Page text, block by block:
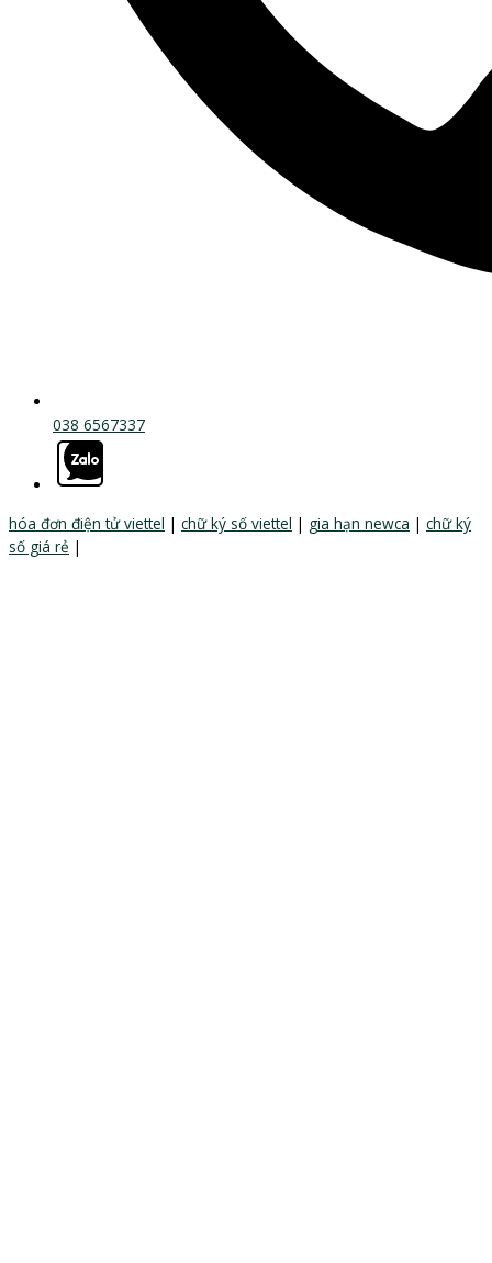
038 6567337
hóa đơn điện tử viettel | chữ ký số viettel | gia hạn newca | chữ ký
số giá rẻ |